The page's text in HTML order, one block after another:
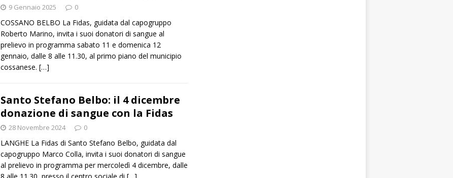
9 Gennaio 2025 0
COSSANO BELBO La Fidas, guidata dal capogruppo
Roberto Marino, invita i suoi donatori di sangue al
prelievo in programma sabato 11 e domenica 12
gennaio, dalle 8 alle 11.30, al primo piano del municipio
cossanese. […]
Santo Stefano Belbo: il 4 dicembre
donazione di sangue con la Fidas
28 Novembre 2024 0
LANGHE La Fidas di Santo Stefano Belbo, guidata dal
capogruppo Marco Colla, invita i suoi donatori di sangue
al prelievo in programma per mercoledì 4 dicembre, dalle
8 alle 11.30, presso il centro sociale di […]